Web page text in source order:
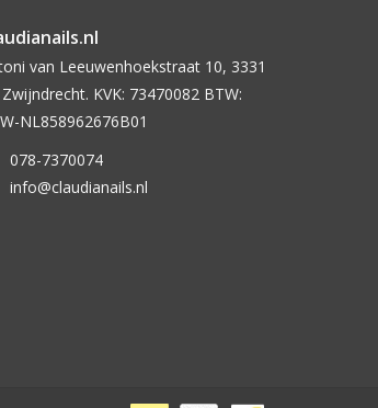
van Leeuwenhoekstraat 10, 3331
Zwijndrecht. KVK: 73470082 BTW:
NL858962676B01
078-7370074
info@claudianails.nl